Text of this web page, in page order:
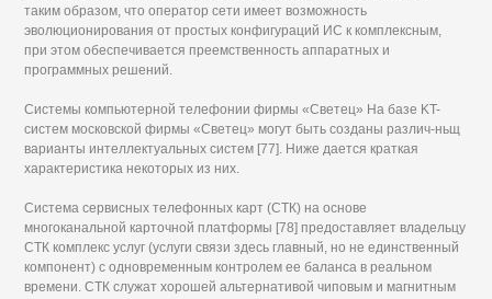
таким образом, что оператор сети имеет возможность
эволюционирования от простых конфигураций ИС к комплексным,
при этом обеспечивается преемственность аппаратных и
программных решений.
Системы компьютерной телефонии фирмы «Светец» На базе KT-
систем московской фирмы «Светец» могут быть созданы различ-ньщ
варианты интеллектуальных систем [77]. Ниже дается краткая
характеристика некоторых из них.
Система сервисных телефонных карт (СТК) на основе
многоканальной карточной платформы [78] предоставляет владельцу
СТК комплекс услуг (услуги связи здесь главный, но не единственный
компонент) с одновременным контролем ее баланса в реальном
времени. СТК служат хорошей альтернативой чиповым и магнитным